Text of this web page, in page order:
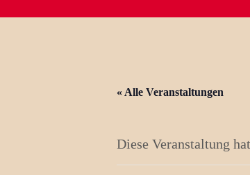
« Alle Veranstaltungen
Diese Veranstaltung